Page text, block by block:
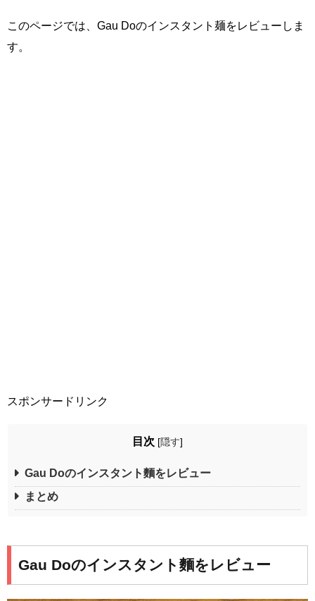
このページでは、Gau Doのインスタント麺をレビューしま
す。
スポンサードリンク
目次 [隠す]
Gau Doのインスタント麵をレビュー
まとめ
Gau Doのインスタント麵をレビュー